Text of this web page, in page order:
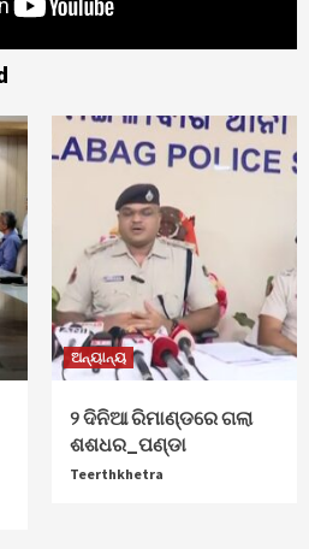
ଅନ୍ୟାନ୍ୟ
୨ ଦିନିଆ ରିମାଣ୍ଡରେ ଗଲା
ଶଶଧର_ପଣ୍ଡା
Teerthkhetra